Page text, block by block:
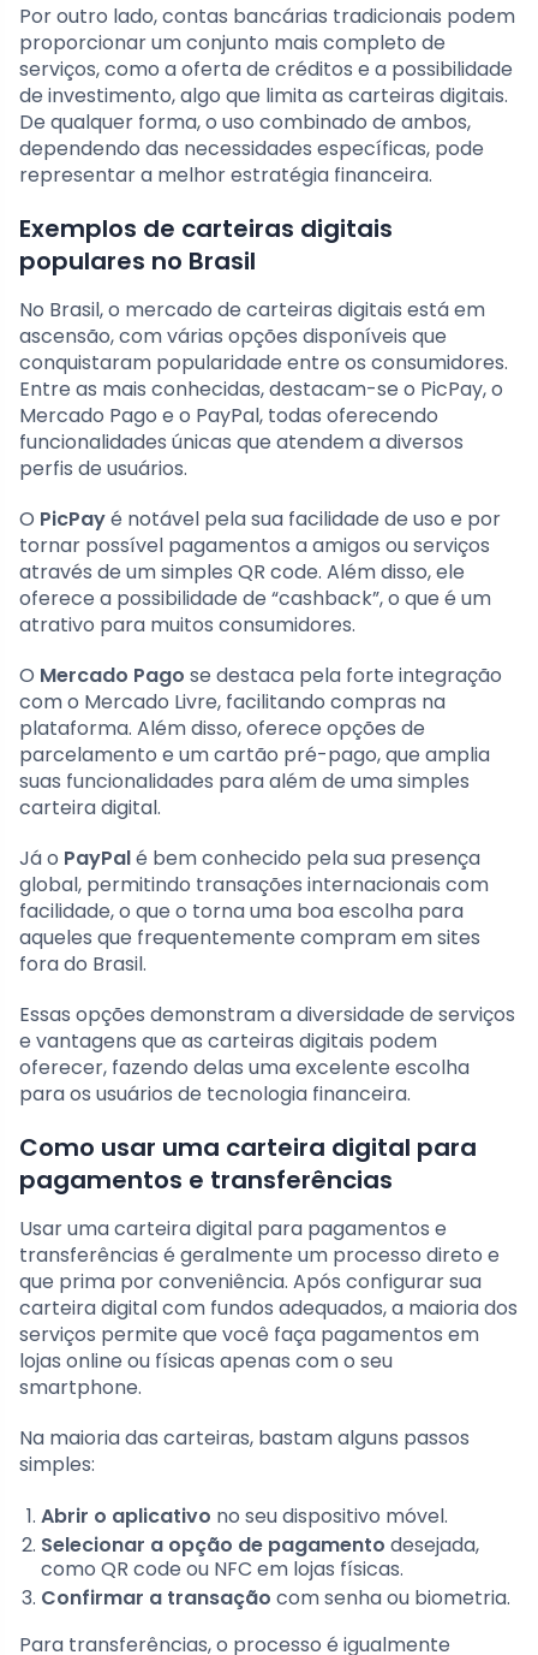
Por outro lado, contas bancárias tradicionais podem
proporcionar um conjunto mais completo de
serviços, como a oferta de créditos e a possibilidade
de investimento, algo que limita as carteiras digitais.
De qualquer forma, o uso combinado de ambos,
dependendo das necessidades específicas, pode
representar a melhor estratégia financeira.
Exemplos de carteiras digitais
populares no Brasil
No Brasil, o mercado de carteiras digitais está em
ascensão, com várias opções disponíveis que
conquistaram popularidade entre os consumidores.
Entre as mais conhecidas, destacam-se o PicPay, o
Mercado Pago e o PayPal, todas oferecendo
funcionalidades únicas que atendem a diversos
perfis de usuários.
O PicPayé notável pela sua facilidade de uso e por
tornar possível pagamentos a amigos ou serviços
através de um simples QR code. Além disso, ele
oferece a possibilidade de “cashback”, o que é um
atrativo para muitos consumidores.
O Mercado Pago se destaca pela forte integração
com o Mercado Livre, facilitando compras na
plataforma. Além disso, oferece opções de
parcelamento e um cartão pré-pago, que amplia
suas funcionalidades para além de uma simples
carteira digital.
Já o PayPalé bem conhecido pela sua presença
global, permitindo transações internacionais com
facilidade, o que o torna uma boa escolha para
aqueles que frequentemente compram em sites
fora do Brasil.
Essas opções demonstram a diversidade de serviços
e vantagens que as carteiras digitais podem
oferecer, fazendo delas uma excelente escolha
para os usuários de tecnologia financeira.
Como usar uma carteira digital para
pagamentos e transferências
Usar uma carteira digital para pagamentos e
transferências é geralmente um processo direto e
que prima por conveniência. Após configurar sua
carteira digital com fundos adequados, a maioria dos
serviços permite que você faça pagamentos em
lojas online ou físicas apenas com o seu
smartphone.
Na maioria das carteiras, bastam alguns passos
simples:
Abrir o aplicativo no seu dispositivo móvel.
Selecionar a opção de pagamento desejada,
como QR code ou NFC em lojas físicas.
Confirmar a transação com senha ou biometria.
Para transferências, o processo é igualmente